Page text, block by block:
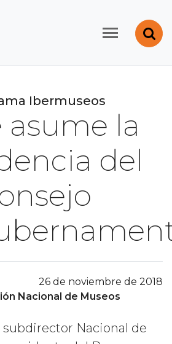
de Museos
Ibermuseos
asume la
del
26 de noviembre de 2018
Nacional de Museos
subdirector Nacional de